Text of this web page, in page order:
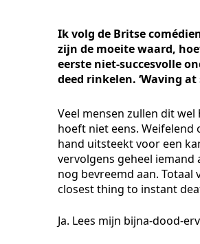
Ik volg de Britse
zijn de moeite waard,
eerste niet-succesvolle
deed rinkelen. ‘Waving
Veel mensen zullen dit
hoeft niet eens. Weifelend
hand uitsteekt voor een
vervolgens geheel iemand
nog bevreemd aan. Totaal
closest thing to instant
Ja. Lees mijn bijna-dood-